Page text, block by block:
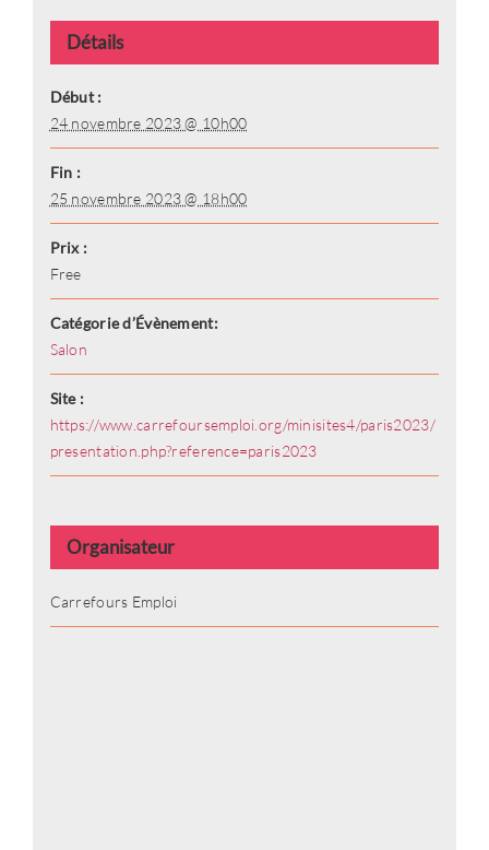
Détails
Début :
24 novembre 2023 @ 10h00
Fin :
25 novembre 2023 @ 18h00
Prix :
Free
Catégorie d’Évènement:
Salon
Site :
https://www.carrefoursemploi.org/minisites4/paris2023/
presentation.php?reference=paris2023
Organisateur
Carrefours Emploi
Email*
Mot de passe*
Mot de passe oublié ?
Se connecter
Vous n'avez pas de compte ?